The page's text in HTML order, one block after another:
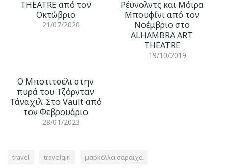
THEATRE από τον
Οκτώβριο
21/07/2020
Ρέϋνολντς και Μόιρα
Μπουφίνι από τον
Νοέμβριο στο
ALHAMBRA ART
THEATRE
19/10/2019
O Μποτιτσέλι στην
πυρά του Τζόρνταν
Τάναχιλ: Στο Vault από
τον Φεβρουάριο
28/01/2023
travel travelgirl μαρκέλλα σαράιχα